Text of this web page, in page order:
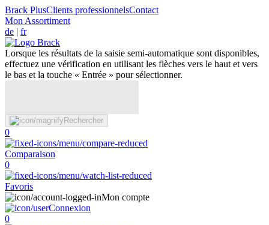
Brack PlusClients professionnelsContact
Mon Assortiment
de | fr
Lorsque les résultats de la saisie semi-automatique sont disponibles,
effectuez une vérification en utilisant les flèches vers le haut et vers
le bas et la touche « Entrée » pour sélectionner.
Rechercher
0
Comparaison
0
Favoris
Mon compte
Connexion
0